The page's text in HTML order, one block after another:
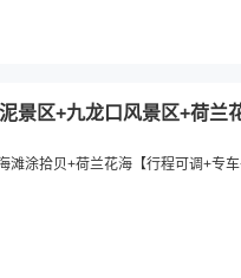
景区+九龙口风景区+荷兰
涂拾贝+荷兰花海【行程可调+专车